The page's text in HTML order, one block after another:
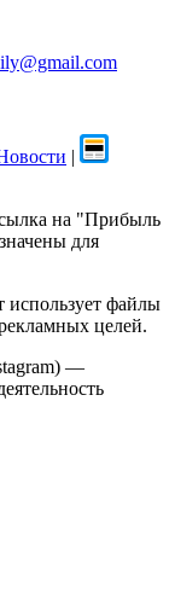
|
на "Прибыль
для
файлы
целей.
—